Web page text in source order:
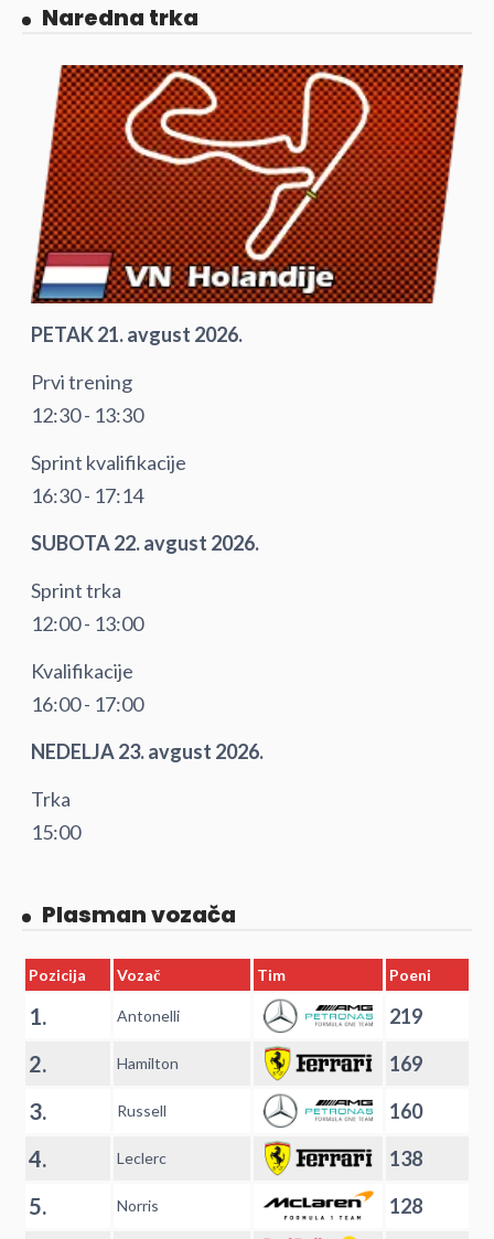
Naredna trka
PETAK 21. avgust 2026.
Prvi trening
12:30 - 13:30
Sprint kvalifikacije
16:30 - 17:14
SUBOTA 22. avgust 2026.
Sprint trka
12:00 - 13:00
Kvalifikacije
16:00 - 17:00
NEDELJA 23. avgust 2026.
Trka
15:00
Plasman vozača
Pozicija Vozač Tim Poeni
1. Antonelli 219
2. Hamilton 169
3. Russell 160
4. Leclerc 138
5. Norris 128